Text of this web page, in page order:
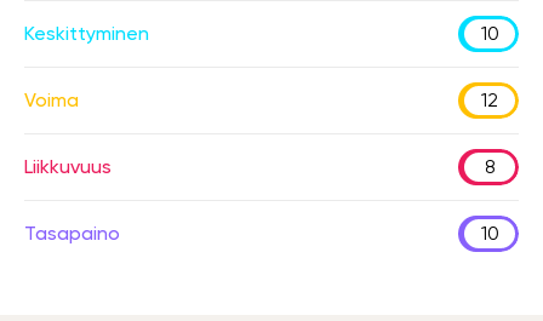
Keskittyminen 10
Voima 12
Liikkuvuus 8
Tasapaino 10